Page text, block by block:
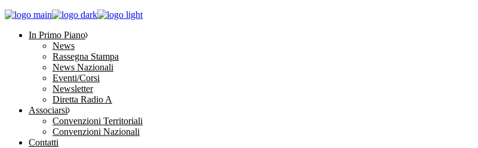
In Primo Piano
News
Rassegna Stampa
News Nazionali
Eventi/Corsi
Newsletter
Diretta Radio A
Associarsi
Convenzioni Territoriali
Convenzioni Nazionali
Contatti